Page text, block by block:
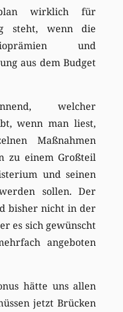
wirklich für
steht, wenn die
und
aus dem Budget
welcher
wenn man liest,
Maßnahmen
zu einem Großteil
und seinen
sollen. Der
bisher nicht in der
es sich gewünscht
angeboten
hätte uns allen
jetzt Brücken